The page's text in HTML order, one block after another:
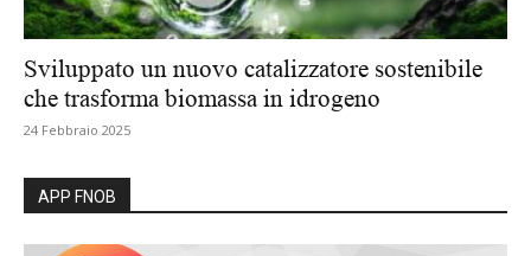
Sviluppato un nuovo catalizzatore sostenibile
che trasforma biomassa in idrogeno
24 Febbraio 2025
APP FNOB